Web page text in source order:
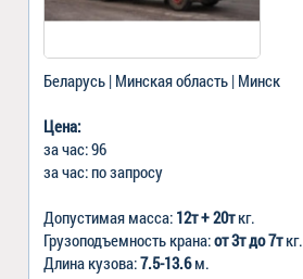
Беларусь | Минская область | Минск
Цена:
за час: 96
за час: по запросу
Допустимая масса: 12т + 20ткг.
Грузоподъемность крана:от 3т до 7ткг.
Длина кузова:7.5-13.6м.